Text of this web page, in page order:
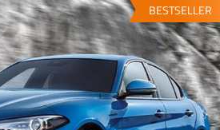
BESTSELLER